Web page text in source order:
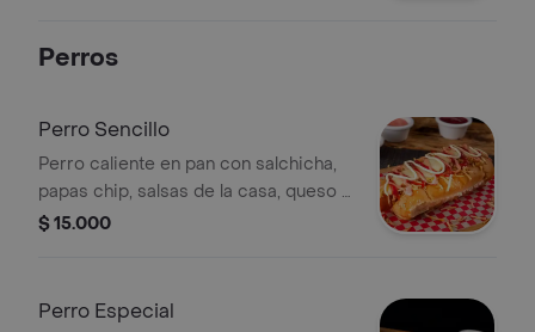
Perros
Perro Sencillo
Perro caliente en pan con salchicha,
papas chip, salsas de la casa, queso y
cebolla crujiente.
$ 15.000
Perro Especial